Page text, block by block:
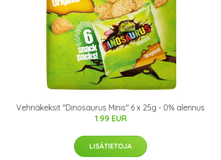
Vehnäkeksit "Dinosaurus Minis" 6 x 25g - 0% alennus
1.99 EUR
LISÄTIETOJA